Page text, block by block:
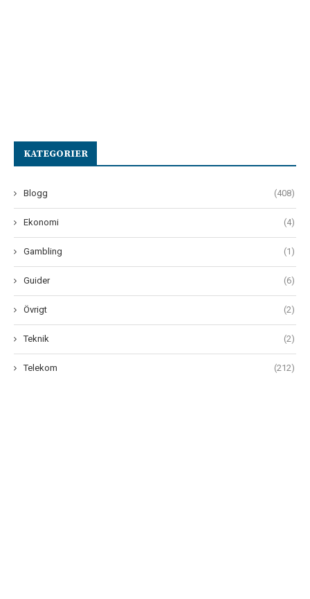
KATEGORIER
Blogg (408)
Ekonomi (4)
Gambling (1)
Guider (6)
Övrigt (2)
Teknik (2)
Telekom (212)